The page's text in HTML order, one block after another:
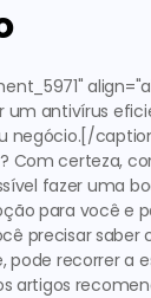
um antivírus
negócio.[/
Com certeza,
fazer uma
para você e
precisar
recorrer a
artigos